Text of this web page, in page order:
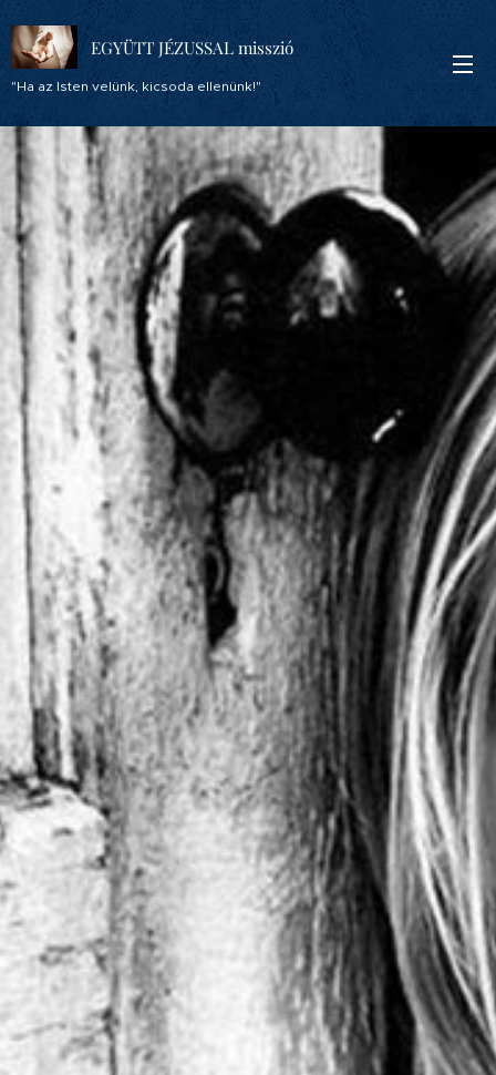
EGYÜTT JÉZUSSAL misszió
"Ha az Isten velünk, kicsoda ellenünk!"